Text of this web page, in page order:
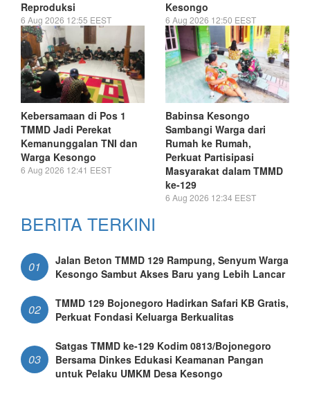
Reproduksi
6 Aug 2026 12:55 EEST
Kesongo
6 Aug 2026 12:50 EEST
Kebersamaan di Pos 1
TMMD Jadi Perekat
Kemanunggalan TNI dan
Warga Kesongo
6 Aug 2026 12:41 EEST
Babinsa Kesongo
Sambangi Warga dari
Rumah ke Rumah,
Perkuat Partisipasi
Masyarakat dalam TMMD
ke-129
6 Aug 2026 12:34 EEST
BERITA TERKINI
01
Jalan Beton TMMD 129 Rampung, Senyum Warga
Kesongo Sambut Akses Baru yang Lebih Lancar
02
TMMD 129 Bojonegoro Hadirkan Safari KB Gratis,
Perkuat Fondasi Keluarga Berkualitas
03
Satgas TMMD ke-129 Kodim 0813/Bojonegoro
Bersama Dinkes Edukasi Keamanan Pangan
untuk Pelaku UMKM Desa Kesongo